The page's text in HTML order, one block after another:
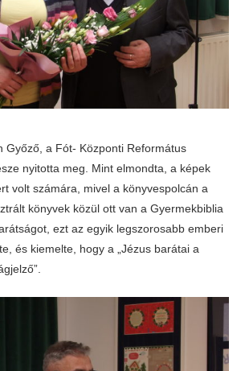
Győző, a Fót- Központi Református
nyitotta meg. Mint elmondta, a képek
volt számára, mivel a könyvespolcán a
könyvek közül ott van a Gyermekbiblia
ezt az egyik legszorosabb emberi
és kiemelte, hogy a „Jézus barátai a